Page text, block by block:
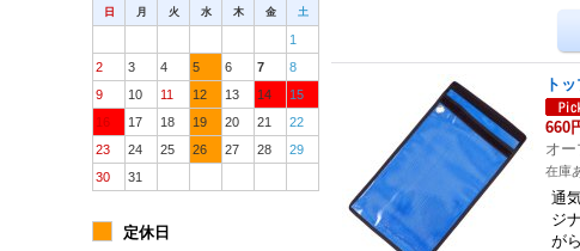
日 月 火 水 木 金 土
1
2
3 4 5 6 7
8
9
10 11 12 13 14
15
16
17 18 19 20 21
22
23
24 25 26 27 28
29
30
31
定休日
ト
660
オ
在庫
通
ジ
が